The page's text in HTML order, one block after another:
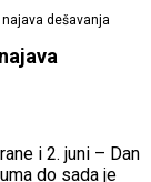
dešavanja
i 2. juni – Dan
do sada je